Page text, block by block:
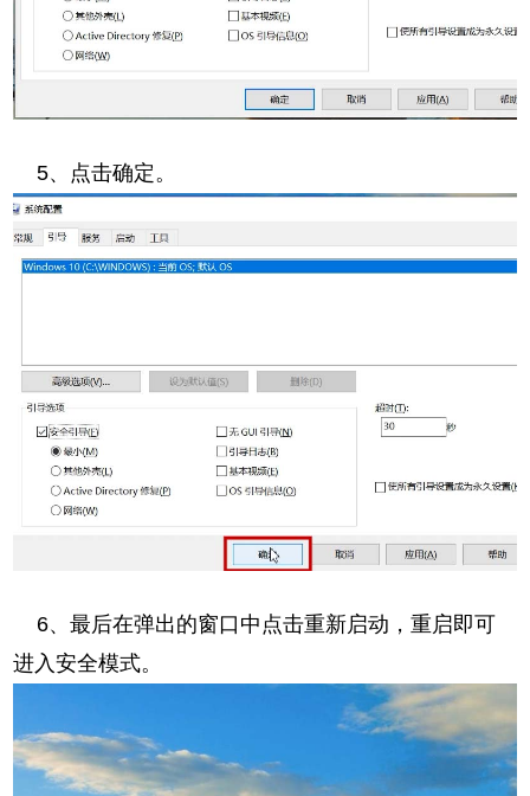
5、点击确定。
6、最后在弹出的窗口中点击重新启动，重启即可
进入安全模式。